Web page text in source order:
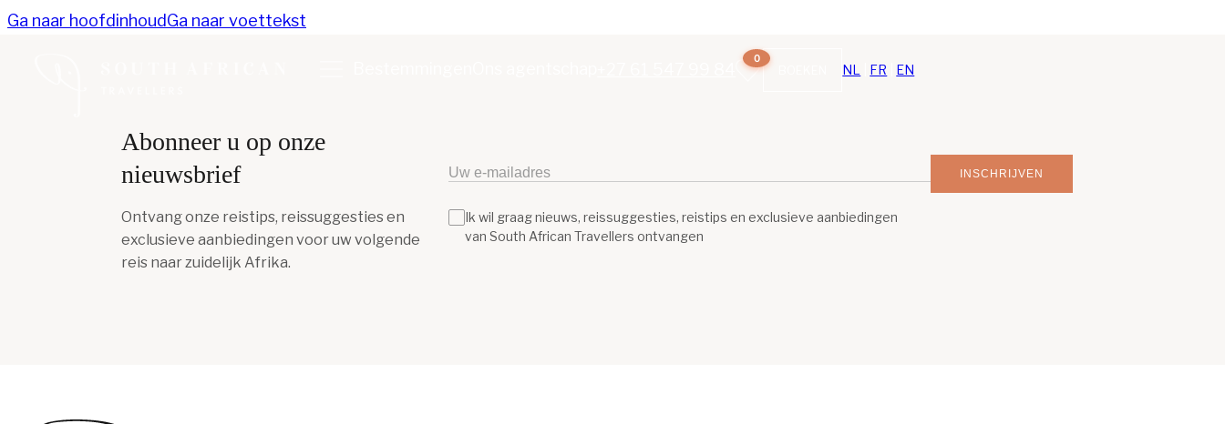
Ga naar hoofdinhoudGa naar voettekst
0
NL FR EN
Abonneer u op onze
nieuwsbrief
Ontvang onze reistips, reissuggesties en
exclusieve aanbiedingen voor uw volgende
reis naar zuidelijk Afrika.
INSCHRIJVEN
Ik wil graag nieuws, reissuggesties, reistips en exclusieve aanbiedingen
van South African Travellers ontvangen